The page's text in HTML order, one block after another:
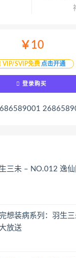
￥10
VIP/SVIP免费 点击开通
登录购买
三未 – NO.012 逸
想装病系列：羽生
放送